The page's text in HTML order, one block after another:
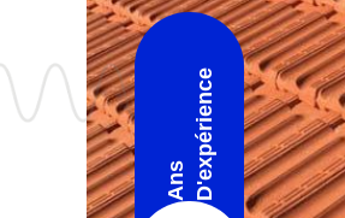
Ans D'expérience